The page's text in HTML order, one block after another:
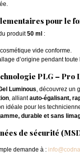
pour le
produit50 ml :
vide conforme.
d’origine pendant
PLG – Pro
Luminous, découvrez un
, alliantauto-égalisant,
idéale pour les
durable et sans
de sécurité
demande à :